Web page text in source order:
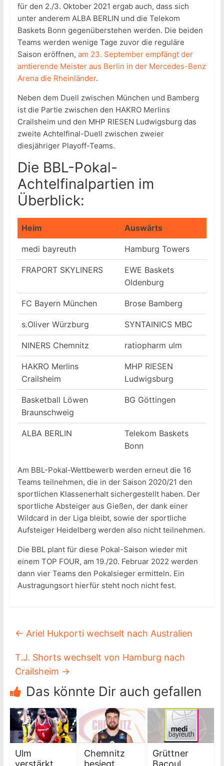
für den 2./3. Oktober 2021 ergab auch, dass sich
unter anderem ALBA BERLIN und die Telekom
Baskets Bonn gegenüberstehen werden. Die beiden
Teams werden wenige Tage zuvor die reguläre
Saison eröffnen, am 23. September empfängt der
amtierende Meister aus Berlin in der Mercedes-Benz
Arena die Rheinländer.
Neben dem Duell zwischen München und Bamberg
ist die Partie zwischen den HAKRO Merlins
Crailsheim und den MHP RIESEN Ludwigsburg das
zweite Achtelfinal-Duell zwischen zweier
diesjähriger Playoff-Teams.
Die BBL-Pokal-
Achtelfinalpartien im
Überblick:
Heim Auswärts
medi bayreuth Hamburg Towers
FRAPORT SKYLINERS
EWE Baskets
Oldenburg
FC Bayern München Brose Bamberg
s.Oliver Würzburg SYNTAINICS MBC
NINERS Chemnitz ratiopharm ulm
HAKRO Merlins
Crailsheim
MHP RIESEN
Ludwigsburg
Basketball Löwen
Braunschweig
BG Göttingen
ALBA BERLIN
Telekom Baskets
Bonn
Am BBL-Pokal-Wettbewerb werden erneut die 16
Teams teilnehmen, die in der Saison 2020/21 den
sportlichen Klassenerhalt sichergestellt haben. Der
sportliche Absteiger aus Gießen, der dank einer
Wildcard in der Liga bleibt, sowie der sportliche
Aufsteiger Heidelberg werden also nicht teilnehmen.
Die BBL plant für diese Pokal-Saison wieder mit
einem TOP FOUR, am 19./20. Februar 2022 werden
dann vier Teams den Pokalsieger ermitteln. Ein
Austragungsort hierfür steht noch nicht fest.
← Ariel Hukporti wechselt nach Australien
T.J. Shorts wechselt von Hamburg nach
Crailsheim →
Das könnte Dir auch gefallen
Ulm
verstärkt
Chemnitz
besiegt
Grüttner
Bacoul